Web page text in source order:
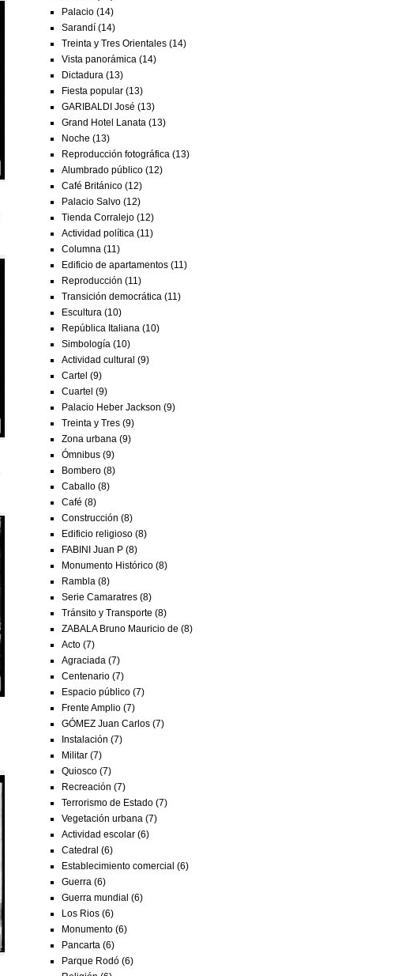
Palacio (14)
Sarandí (14)
Treinta y Tres Orientales (14)
Vista panorámica (14)
Dictadura (13)
Fiesta popular (13)
GARIBALDI José (13)
Grand Hotel Lanata (13)
Noche (13)
Reproducción fotográfica (13)
Alumbrado público (12)
Café Británico (12)
Palacio Salvo (12)
Tienda Corralejo (12)
Actividad política (11)
Columna (11)
Edificio de apartamentos (11)
Reproducción (11)
Transición democrática (11)
Escultura (10)
República Italiana (10)
Simbología (10)
Actividad cultural (9)
Cartel (9)
Cuartel (9)
Palacio Heber Jackson (9)
Treinta y Tres (9)
Zona urbana (9)
Ómnibus (9)
Bombero (8)
Caballo (8)
Café (8)
Construcción (8)
Edificio religioso (8)
FABINI Juan P (8)
Monumento Histórico (8)
Rambla (8)
Serie Camaratres (8)
Tránsito y Transporte (8)
ZABALA Bruno Mauricio de (8)
Acto (7)
Agraciada (7)
Centenario (7)
Espacio público (7)
Frente Amplio (7)
GÓMEZ Juan Carlos (7)
Instalación (7)
Militar (7)
Quiosco (7)
Recreación (7)
Terrorismo de Estado (7)
Vegetación urbana (7)
Actividad escolar (6)
Catedral (6)
Establecimiento comercial (6)
Guerra (6)
Guerra mundial (6)
Los Rios (6)
Monumento (6)
Pancarta (6)
Parque Rodó (6)